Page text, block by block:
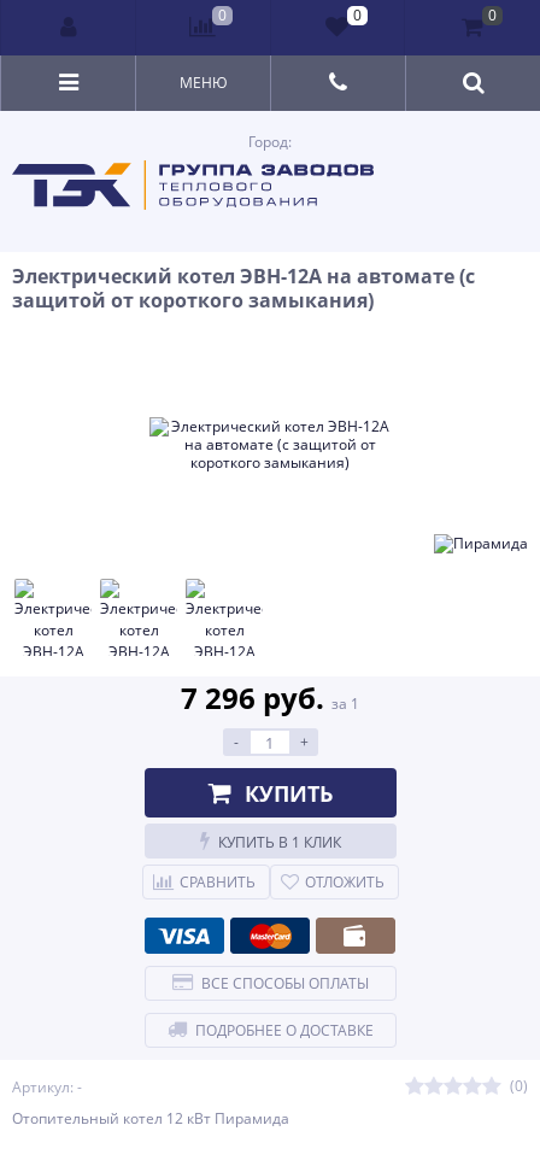
Город:
МЕНЮ
Электрический котел ЭВН-12А на автомате (с
защитой от короткого замыкания)
Артикул: -
(0)
Отопительный котел 12 кВт Пирамида
7 296 руб. за 1
-
+
КУПИТЬ
КУПИТЬ В 1 КЛИК
СРАВНИТЬ
ОТЛОЖИТЬ
ВСЕ СПОСОБЫ ОПЛАТЫ
ПОДРОБНЕЕ О ДОСТАВКЕ
0 0 0